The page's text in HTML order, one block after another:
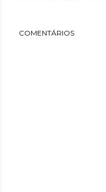
COMENTÁRIOS